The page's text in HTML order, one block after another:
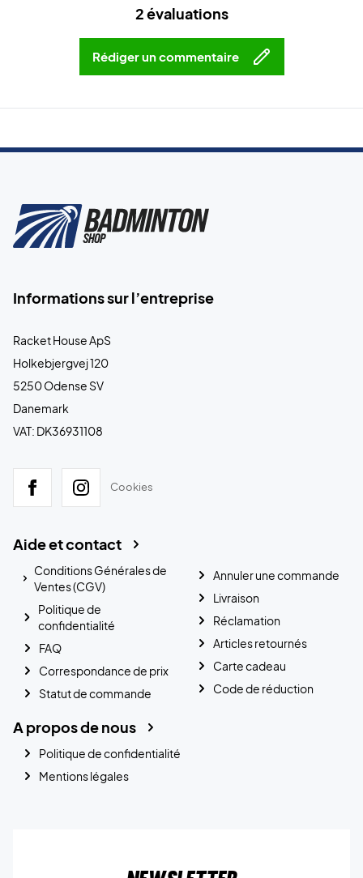
2 évaluations
Rédiger un commentaire
Informations sur l’entreprise
Racket House ApS
Holkebjergvej 120
5250 Odense SV
Danemark
VAT: DK36931108
Cookies
Aide et contact
Conditions Générales de
Ventes (CGV)
Politique de
confidentialité
FAQ
Correspondance de prix
Statut de commande
Annuler une commande
Livraison
Réclamation
Articles retournés
Carte cadeau
Code de réduction
A propos de nous
Politique de confidentialité
Mentions légales